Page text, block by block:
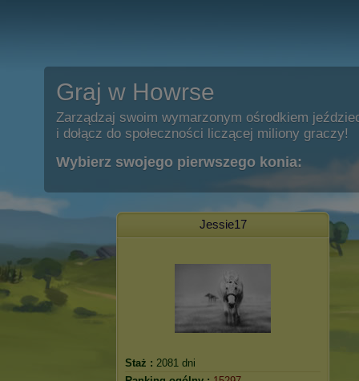
Graj w Howrse
Zarządzaj swoim wymarzonym ośrodkiem
i dołącz do społeczności liczącej miliony graczy!
Wybierz swojego pierwszego konia:
Jessie17
Staż : 2081 dni